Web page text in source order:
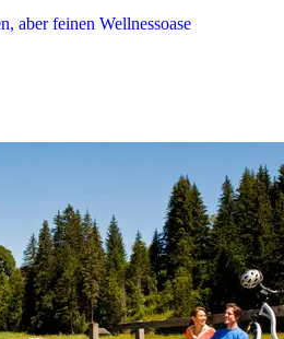
aber feinen Wellnessoase